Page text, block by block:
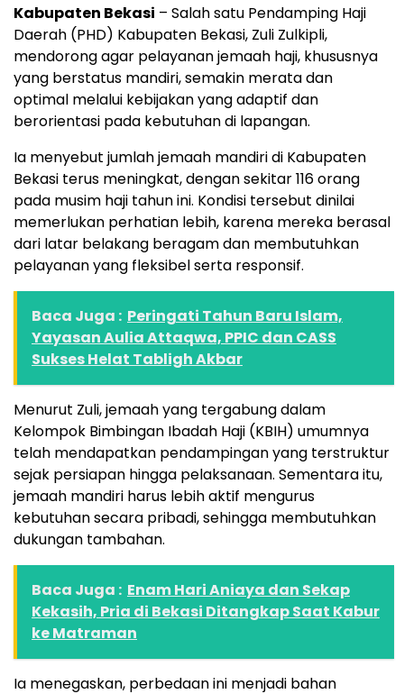
Kabupaten Bekasi – Salah satu Pendamping Haji
Daerah (PHD) Kabupaten Bekasi, Zuli Zulkipli,
mendorong agar pelayanan jemaah haji, khususnya
yang berstatus mandiri, semakin merata dan
optimal melalui kebijakan yang adaptif dan
berorientasi pada kebutuhan di lapangan.
Ia menyebut jumlah jemaah mandiri di Kabupaten
Bekasi terus meningkat, dengan sekitar 116 orang
pada musim haji tahun ini. Kondisi tersebut dinilai
memerlukan perhatian lebih, karena mereka berasal
dari latar belakang beragam dan membutuhkan
pelayanan yang fleksibel serta responsif.
Baca Juga : Peringati Tahun Baru Islam,
Yayasan Aulia Attaqwa, PPIC dan CASS
Sukses Helat Tabligh Akbar
Menurut Zuli, jemaah yang tergabung dalam
Kelompok Bimbingan Ibadah Haji (KBIH) umumnya
telah mendapatkan pendampingan yang terstruktur
sejak persiapan hingga pelaksanaan. Sementara itu,
jemaah mandiri harus lebih aktif mengurus
kebutuhan secara pribadi, sehingga membutuhkan
dukungan tambahan.
Baca Juga : Enam Hari Aniaya dan Sekap
Kekasih, Pria di Bekasi Ditangkap Saat Kabur
ke Matraman
Ia menegaskan, perbedaan ini menjadi bahan